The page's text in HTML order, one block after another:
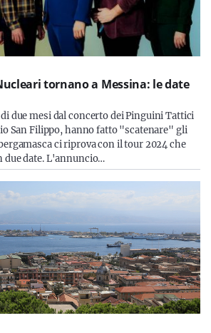
tornano a Messina: le date
due mesi dal concerto dei Pinguini Tattici
San Filippo, hanno fatto "scatenare" gli
ci riprova con il tour 2024 che
due date. L'annuncio…